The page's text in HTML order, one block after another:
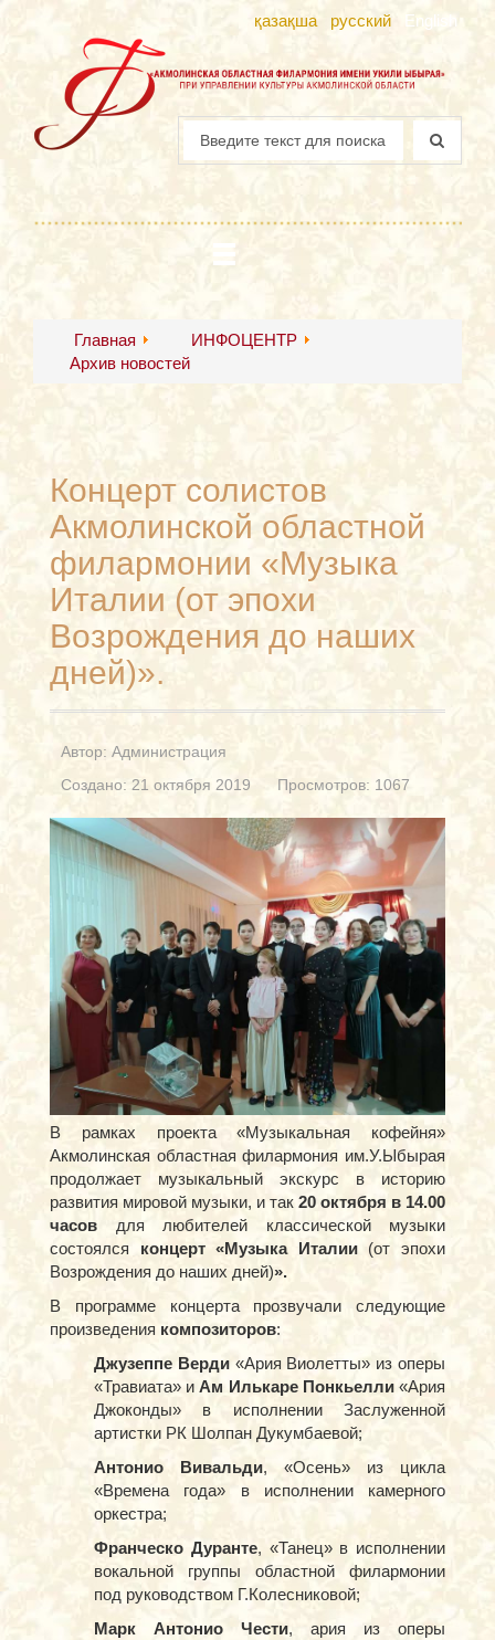
қазақша русский English
Главная
ИНФОЦЕНТР
Архив новостей
Концерт солистов
Акмолинской областной
филармонии «Музыка
Италии (от эпохи
Возрождения до наших
дней)».
Автор: Администрация
Создано: 21 октября 2019
Просмотров: 1067
В рамках проекта «Музыкальная кофейня»
Акмолинская областная филармония им.У.Ыбырая
продолжает музыкальный экскурс в историю
развития мировой музыки, и так 20 октября в 14.00
часов для любителей классической музыки
состоялся концерт «Музыка Италии (от эпохи
Возрождения до наших дней)».
В программе концерта прозвучали следующие
произведения композиторов:
Джузеппе Верди«Ария Виолетты» из оперы
«Травиата» иАм Илькаре Понкьелли«Ария
Джоконды» в исполнении Заслуженной
артистки РК Шолпан Дукумбаевой;
Антонио Вивальди, «Осень» из цикла
«Времена года» в исполнении камерного
оркестра;
Франческо Дуранте, «Танец» в исполнении
вокальной группы областной филармонии
под руководством Г.Колесниковой;
Марк Антонио Чести, ария из оперы